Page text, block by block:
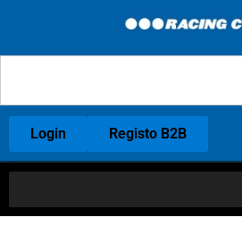
Login Registo B2B